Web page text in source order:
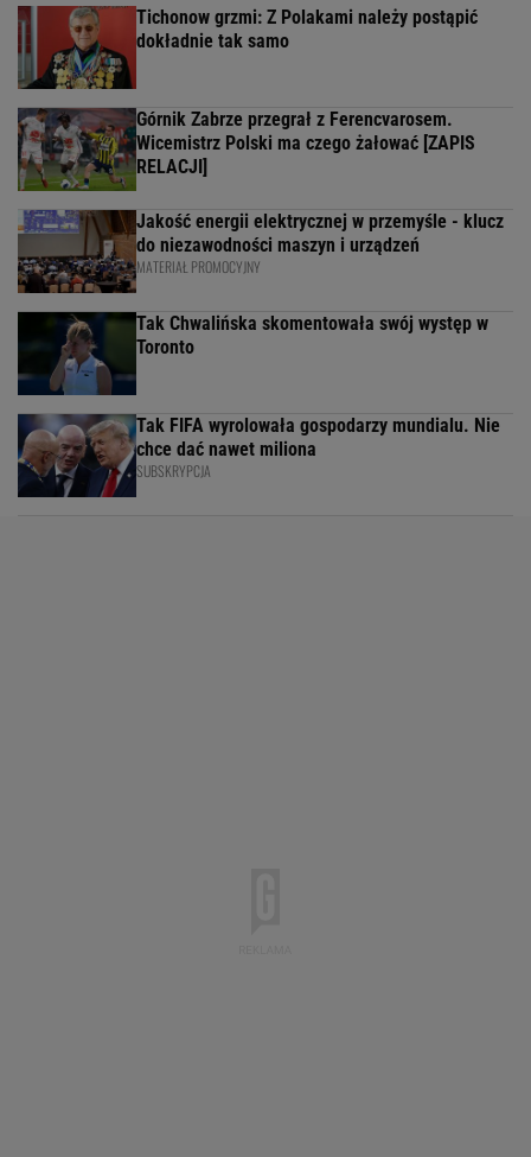
Tichonow grzmi: Z Polakami należy postąpić
dokładnie tak samo
Górnik Zabrze przegrał z Ferencvarosem.
Wicemistrz Polski ma czego żałować [ZAPIS
RELACJI]
Jakość energii elektrycznej w przemyśle - klucz
do niezawodności maszyn i urządzeń
MATERIAŁ PROMOCYJNY
Tak Chwalińska skomentowała swój występ w
Toronto
Tak FIFA wyrolowała gospodarzy mundialu. Nie
chce dać nawet miliona
SUBSKRYPCJA